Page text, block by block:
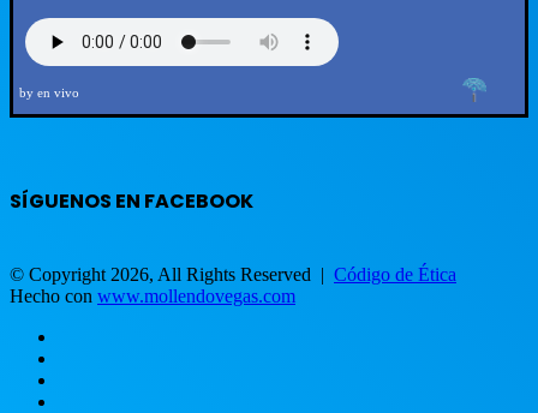
by en vivo
SÍGUENOS EN FACEBOOK
© Copyright 2026, All Rights Reserved | Código de Ética
Hecho con www.mollendovegas.com